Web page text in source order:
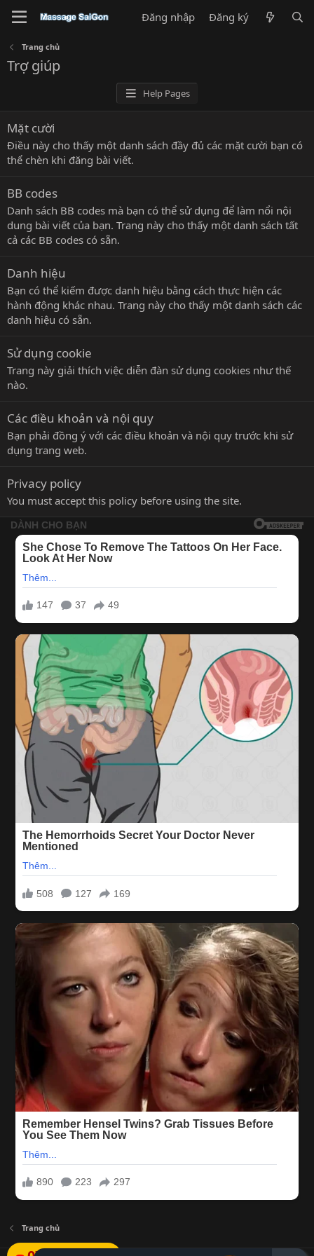
Đăng nhập Đăng ký
Trang chủ
Trợ giúp
Help Pages
Mặt cười
Điều này cho thấy một danh sách đầy đủ các mặt cười bạn có
thể chèn khi đăng bài viết.
BB codes
Danh sách BB codes mà bạn có thể sử dụng để làm nổi nội
dung bài viết của bạn. Trang này cho thấy một danh sách tất
cả các BB codes có sẵn.
Danh hiệu
Bạn có thể kiếm được danh hiệu bằng cách thực hiện các
hành động khác nhau. Trang này cho thấy một danh sách các
danh hiệu có sẵn.
Sử dụng cookie
Trang này giải thích việc diễn đàn sử dụng cookies như thế
nào.
Các điều khoản và nội quy
Bạn phải đồng ý với các điều khoản và nội quy trước khi sử
dụng trang web.
Privacy policy
You must accept this policy before using the site.
Trang chủ